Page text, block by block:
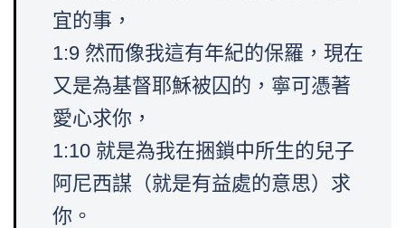
宜的事，
1:9 然而像我這有年紀的保羅，現在
又是為基督耶穌被囚的，寧可憑著
愛心求你，
1:10 就是為我在捆鎖中所生的兒子
阿尼西謀（就是有益處的意思）求
你。